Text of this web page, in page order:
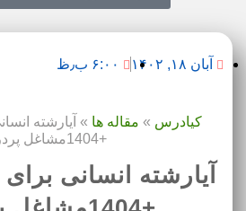
آبان ۱۸, ۱۴۰۲ ۶:۰۰ ب٫ظ
کیادرس» مقاله ها » آیارشته
آیارشته انسانی